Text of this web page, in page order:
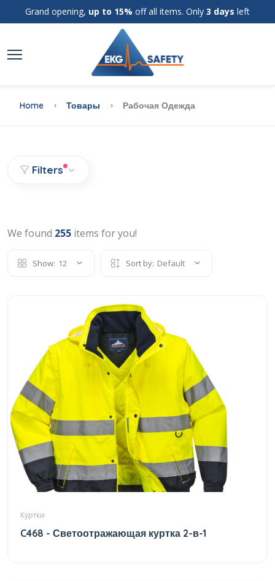
Grand opening, up to 15% off all items. Only 3 days left
Home Товары Рабочая Одежда
Filters
We found 255 items for you!
Show: 12 Sort by: Default
Куртки
C468 - Светоотражающая куртка 2-в-1